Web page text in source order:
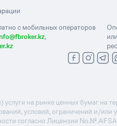
с мобильных операторов
,
на рынке ценных бумаг на
условий, ограничений и/или
согласно Лицензии